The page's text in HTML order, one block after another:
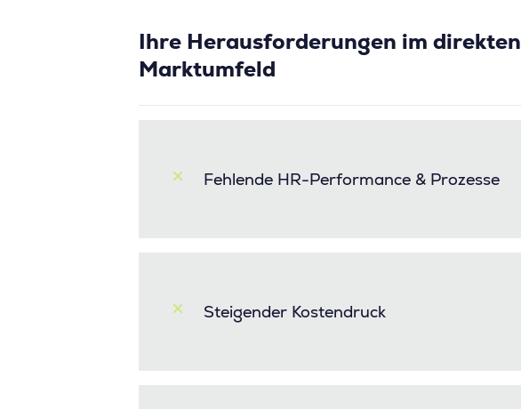
Ihre Herausforderungen im direkten
Marktumfeld
Fehlende HR-Performance & Prozesse
Steigender Kostendruck